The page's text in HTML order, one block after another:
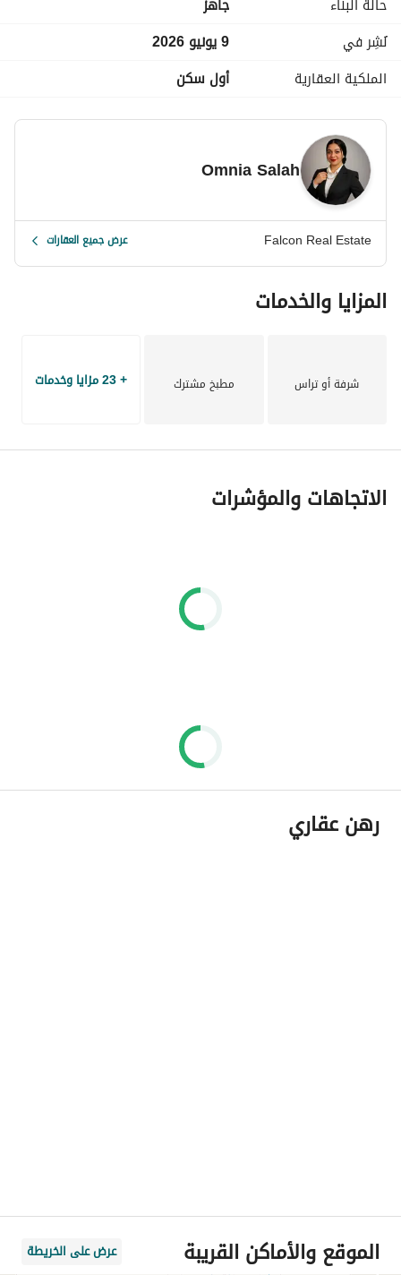
حالة البناء
جاهز
نُشِر في
9 يونيو 2026
الملكية العقارية
أول سكن
Omnia Salah
Falcon Real Estate عرض جميع العقارات
المزايا والخدمات
شرفة أو تراس مطبخ مشترك + 23 مزايا وخدمات
الاتجاهات والمؤشرات
رهن عقاري
الموقع والأماكن القريبة عرض على الخريطة